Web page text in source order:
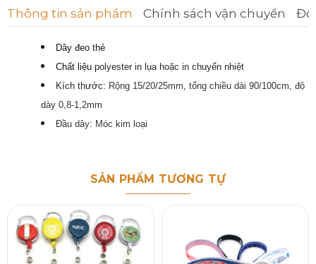
Thông tin sản phẩm Chính sách vận chuyển
Dây đeo thẻ
Chất liệu polyester in lụa hoặc in chuyển nhiệt
Kích thước: Rộng 15/20/25mm, tổng chiều dài 90/100cm, độ
dày 0,8-1,2mm
Đầu dây: Móc kim loại
SẢN PHẨM TƯƠNG TỰ